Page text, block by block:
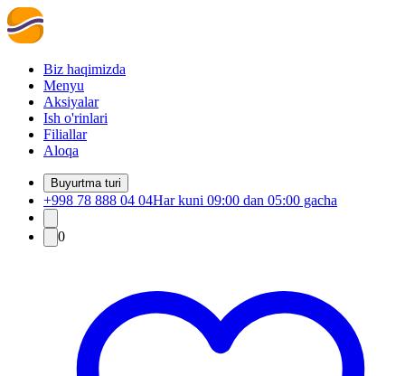
Biz haqimizda
Menyu
Aksiyalar
Ish o'rinlari
Filiallar
Aloqa
Buyurtma turi
+998 78 888 04 04Har kuni 09:00 dan 05:00 gacha
0